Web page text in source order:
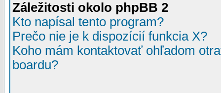
Záležitosti okolo phpBB 2
Kto napísal tento program?
Prečo nie je k dispozícií funkcia X?
Koho mám kontaktovať ohľadom
boardu?